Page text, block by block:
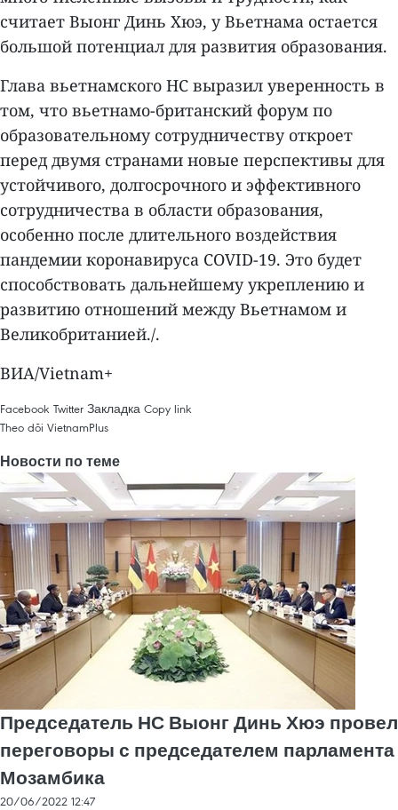
считает Выонг Динь Хюэ, у Вьетнама остается
большой потенциал для развития образования.
Глава вьетнамского НС выразил уверенность в
том, что вьетнамо-британский форум по
образовательному сотрудничеству откроет
перед двумя странами новые перспективы для
устойчивого, долгосрочного и эффективного
сотрудничества в области образования,
особенно после длительного воздействия
пандемии коронавируса COVID-19. Это будет
способствовать дальнейшему укреплению и
развитию отношений между Вьетнамом и
Великобританией./.
ВИА/Vietnam+
Facebook Twitter Закладка Copy link
Theo dõi VietnamPlus
Новости по теме
Председатель НС Выонг Динь Хюэ провел
переговоры с председателем парламента
Мозамбика
20/06/2022 12:47